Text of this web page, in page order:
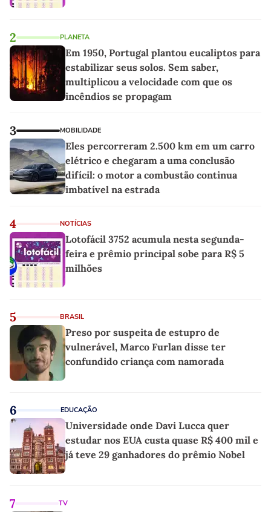
2 PLANETA
Em 1950, Portugal plantou eucaliptos para
estabilizar seus solos. Sem saber,
multiplicou a velocidade com que os
incêndios se propagam
3 MOBILIDADE
Eles percorreram 2.500 km em um carro
elétrico e chegaram a uma conclusão
difícil: o motor a combustão continua
imbatível na estrada
4 NOTÍCIAS
Lotofácil 3752 acumula nesta segunda-
feira e prêmio principal sobe para R$ 5
milhões
5 BRASIL
Preso por suspeita de estupro de
vulnerável, Marco Furlan disse ter
confundido criança com namorada
6 EDUCAÇÃO
Universidade onde Davi Lucca quer
estudar nos EUA custa quase R$ 400 mil e
já teve 29 ganhadores do prêmio Nobel
7 TV